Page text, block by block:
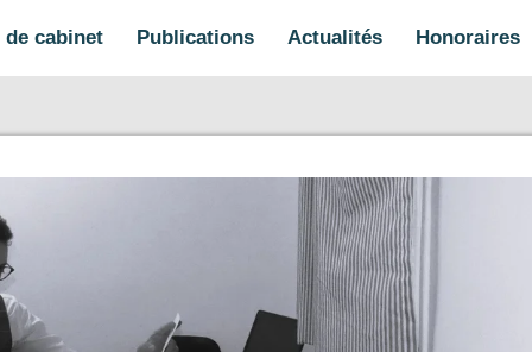
cabinet Publications Actualités Honoraires